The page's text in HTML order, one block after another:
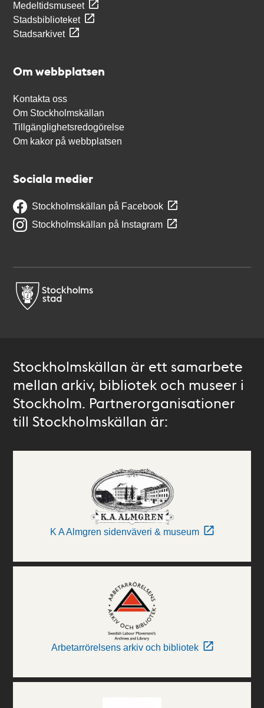
Medeltidsmuseet
Stadsbiblioteket
Stadsarkivet
Om webbplatsen
Kontakta oss
Om Stockholmskällan
Tillgänglighetsredogörelse
Om kakor på webbplatsen
Sociala medier
Stockholmskällan på Facebook
Stockholmskällan på Instagram
Stockholmskällan är ett samarbete
mellan arkiv, bibliotek och museer i
Stockholm. Partnerorganisationer
till Stockholmskällan är:
K A Almgren sidenväveri & museum
Arbetarrörelsens arkiv och bibliotek